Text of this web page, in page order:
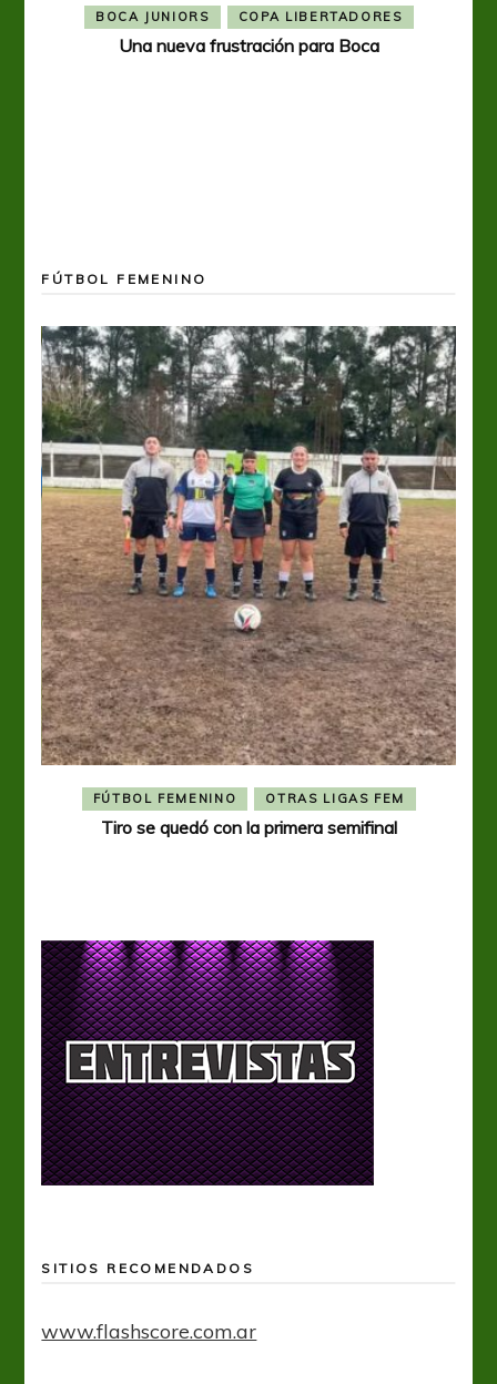
BOCA JUNIORS COPA LIBERTADORES
Una nueva frustración para Boca
FÚTBOL FEMENINO
FÚTBOL FEMENINO OTRAS LIGAS FEM
Tiro se quedó con la primera semifinal
SITIOS RECOMENDADOS
www.flashscore.com.ar